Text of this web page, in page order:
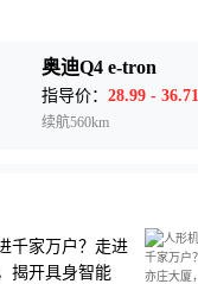
奥迪Q4 e-tron
指导价： 28.99 - 36.71
续航560km
千家万户？走进
揭开具身智能